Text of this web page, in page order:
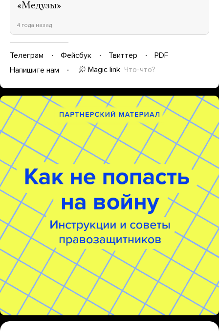
«Медузы»
4 года назад
Телеграм Фейсбук Твиттер
PDF
Напишите нам
Magic link Что-что?